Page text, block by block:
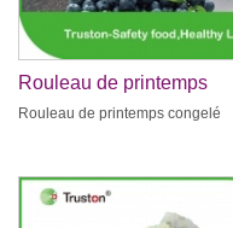
Rouleau de printemps
congelé
Rouleau de printemps congelé